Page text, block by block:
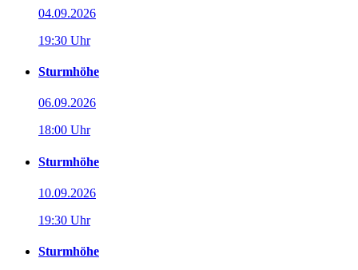
04.09.2026
19:30 Uhr
Sturmhöhe
06.09.2026
18:00 Uhr
Sturmhöhe
10.09.2026
19:30 Uhr
Sturmhöhe